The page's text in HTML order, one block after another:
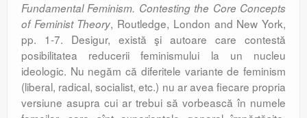
Fundamental Feminism. Contesting the Core Concepts
of Feminist Theory, Routledge, London and New York,
pp. 1-7. Desigur, există şi autoare care contestă
posibilitatea reducerii feminismului la un nucleu
ideologic. Nu negăm că diferitele variante de feminism
(liberal, radical, socialist, etc.) nu ar avea fiecare propria
versiune asupra cui ar trebui să vorbească în numele